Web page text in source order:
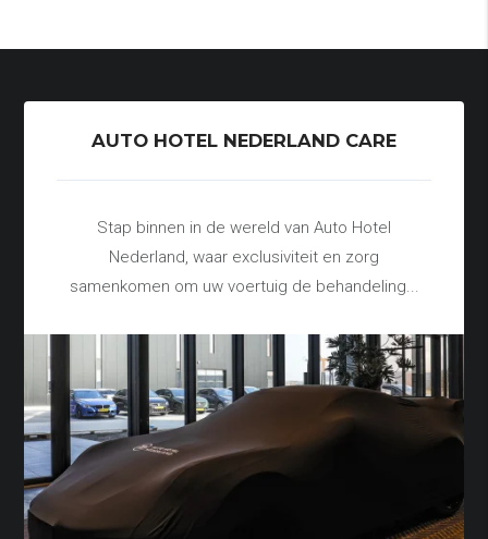
AUTO HOTEL NEDERLAND CARE
Stap binnen in de wereld van Auto Hotel
Nederland, waar exclusiviteit en zorg
samenkomen om uw voertuig de behandeling...